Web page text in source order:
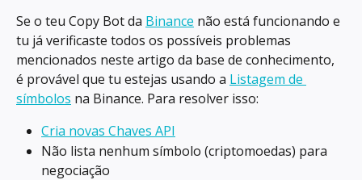
Se o teu Copy Bot da Binance não está funcionando e
tu já verificaste todos os possíveis problemas
mencionados neste artigo da base de conhecimento,
é provável que tu estejas usando a Listagem de
símbolos na Binance. Para resolver isso:
Cria novas Chaves API
Não lista nenhum símbolo (criptomoedas) para
negociação